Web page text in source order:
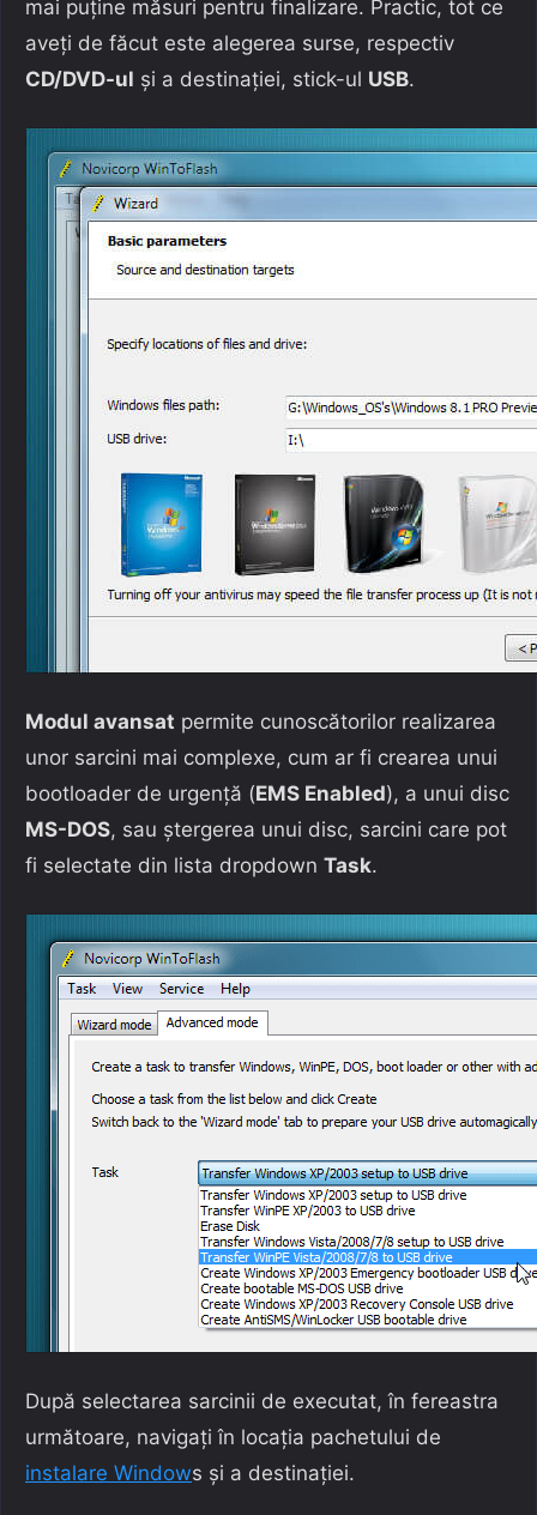
mai puține măsuri pentru finalizare. Practic, tot ce
aveți de făcut este alegerea surse, respectiv
CD/DVD-ul și a destinației, stick-ul USB.
Modul avansat permite cunoscătorilor realizarea
unor sarcini mai complexe, cum ar fi crearea unui
bootloader de urgență (EMS Enabled), a unui disc
MS-DOS, sau ștergerea unui disc, sarcini care pot
fi selectate din lista dropdown Task.
După selectarea sarcinii de executat, în fereastra
următoare, navigați în locația pachetului de
instalare Windows și a destinației.